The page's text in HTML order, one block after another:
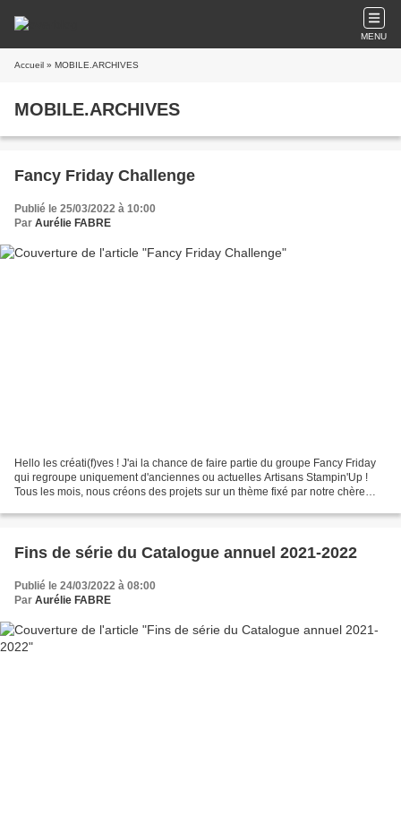
MENU
Accueil » MOBILE.ARCHIVES
MOBILE.ARCHIVES
Fancy Friday Challenge
Publié le 25/03/2022 à 10:00
Par Aurélie FABRE
Hello les créati(f)ves ! J'ai la chance de faire partie du groupe Fancy Friday
qui regroupe uniquement d'anciennes ou actuelles Artisans Stampin'Up !
Tous les mois, nous créons des projets sur un thème fixé par notre chère
Fins de série du Catalogue annuel 2021-2022
Publié le 24/03/2022 à 08:00
Par Aurélie FABRE